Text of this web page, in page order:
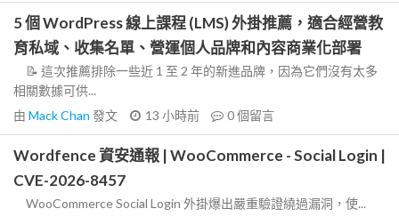
5 個 WordPress 線上課程 (LMS) 外掛推薦，適合經營教
育私域、收集名單、營運個人品牌和內容商業化部署
📝 這次推薦排除一些近 1 至 2 年的新進品牌，因為它們沒有太多
相關數據可供...
由 Mack Chan 發文 13 小時前 0個留言
Wordfence 資安通報 | WooCommerce - Social Login |
CVE-2026-8457
WooCommerce Social Login 外掛爆出嚴重驗證繞過漏洞，使...